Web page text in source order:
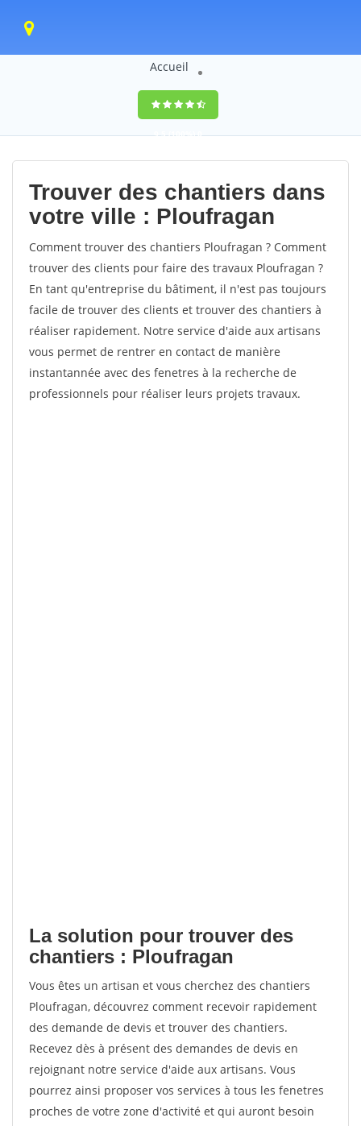
Accueil
9,5(100%)0
votes
Trouver des chantiers dans
votre ville : Ploufragan
Comment trouver des chantiers Ploufragan ? Comment
trouver des clients pour faire des travaux Ploufragan ?
En tant qu'entreprise du bâtiment, il n'est pas toujours
facile de trouver des clients et trouver des chantiers à
réaliser rapidement. Notre service d'aide aux artisans
vous permet de rentrer en contact de manière
instantannée avec des fenetres à la recherche de
professionnels pour réaliser leurs projets travaux.
La solution pour trouver des
chantiers : Ploufragan
Vous êtes un artisan et vous cherchez des chantiers
Ploufragan, découvrez comment recevoir rapidement
des demande de devis et trouver des chantiers.
Recevez dès à présent des demandes de devis en
rejoignant notre service d'aide aux artisans. Vous
pourrez ainsi proposer vos services à tous les fenetres
proches de votre zone d'activité et qui auront besoin